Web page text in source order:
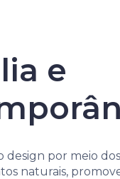
e
por meio
naturais,